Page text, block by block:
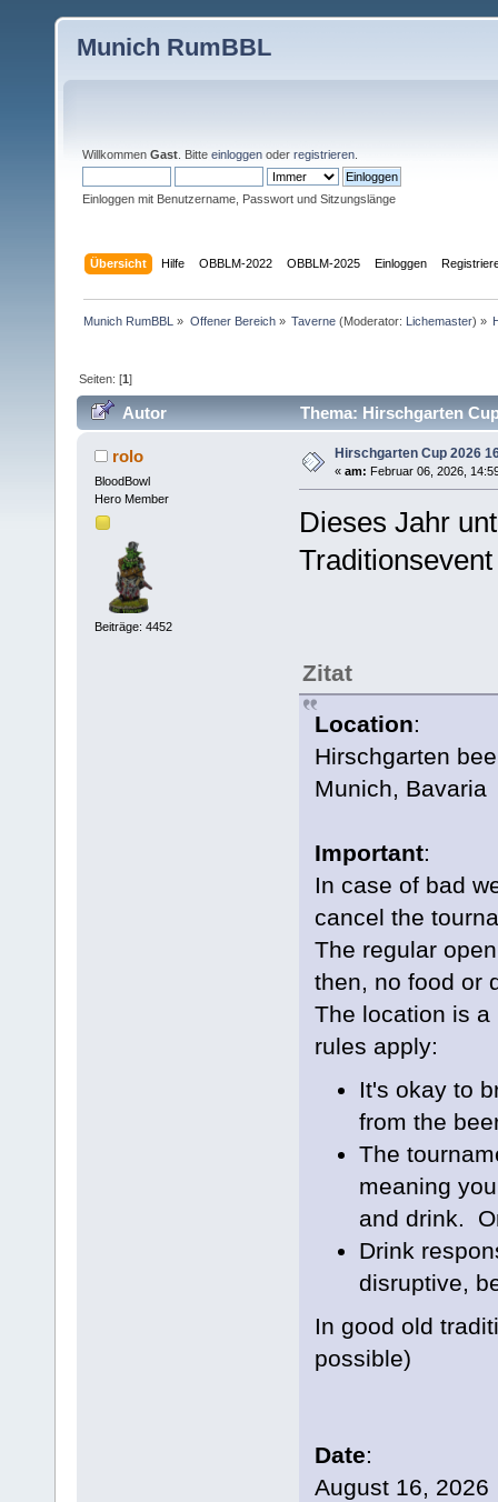
Munich RumBBL
Willkommen Gast . Bitte einloggen oder registrieren
Einloggen mit Benutzername, Passwort und Sitzungslänge
Übersicht Hilfe OBBLM-2022 OBBLM-2025 Einloggen
Munich RumBBL » Offener Bereich» Taverne(Moderator: Lichemaster) »
Seiten: [1]
Autor Thema: Hirschgarten
rolo
BloodBowl
Hero Member
Beiträge: 4452
Hirschgarten Cup 2026
« am: Februar 06, 2026,
Dieses Jahr
Zitat
Location:
Hirschgarten
Munich, Bavaria
Important:
In case of bad
cancel the
The regular
then, no food or
The location is a
rules apply:
It's okay to
from the
The
meaning
and drink.
Drink
disruptive,
In good old
possible)
Date:
August 16, 2026